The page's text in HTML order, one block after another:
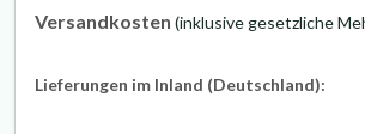
Versandkosten (inklusive gesetzliche
Lieferungen im Inland (Deutschland):